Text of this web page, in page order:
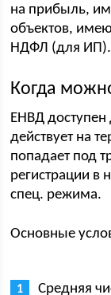
на прибыль,
объектов,
НДФЛ (для ИП).
Когда
ЕНВД доступен
действует на
попадает под
регистрации в
спец. режима.
Основные
Средняя